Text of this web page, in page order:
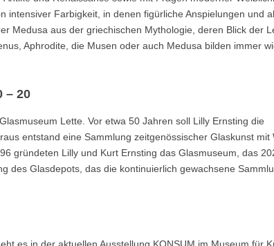
intensiver Farbigkeit, in denen figürliche Anspielungen und
Medusa aus der griechischen Mythologie, deren Blick der
Aphrodite, die Musen oder auch Medusa bilden immer
– 20
Lette. Vor etwa 50 Jahren soll Lilly Ernsting die
entstand eine Sammlung zeitgenössischer Glaskunst mit
gründeten Lilly und Kurt Ernsting das Glasmuseum, das
des Glasdepots, das die kontinuierlich gewachsene